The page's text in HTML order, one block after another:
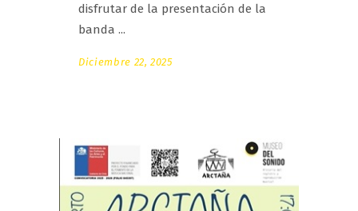
disfrutar de la presentación de la
banda
Diciembre 22, 2025